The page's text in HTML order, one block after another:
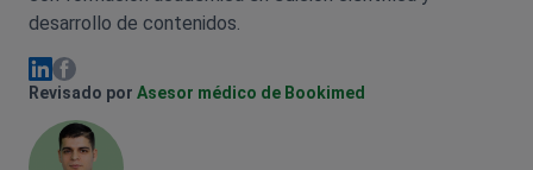
desarrollo de contenidos.
Olena Sikoza Linkedin
Olena Sikoza Facebook
Revisado por Asesor médico de Bookimed